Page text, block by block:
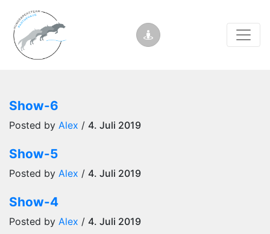
Show-6
Posted by Alex / 4. Juli 2019
Show-5
Posted by Alex / 4. Juli 2019
Show-4
Posted by Alex / 4. Juli 2019